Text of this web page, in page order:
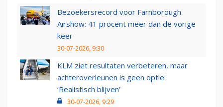
Bezoekersrecord voor Farnborough
Airshow: 41 procent meer dan de vorige
keer
30-07-2026, 9:30
KLM ziet resultaten verbeteren, maar
achteroverleunen is geen optie:
‘Realistisch blijven’
30-07-2026, 9:29